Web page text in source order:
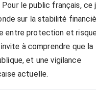
le public français, ce
sur la stabilité
entre protection et
à comprendre que la
et une vigilance
actuelle.